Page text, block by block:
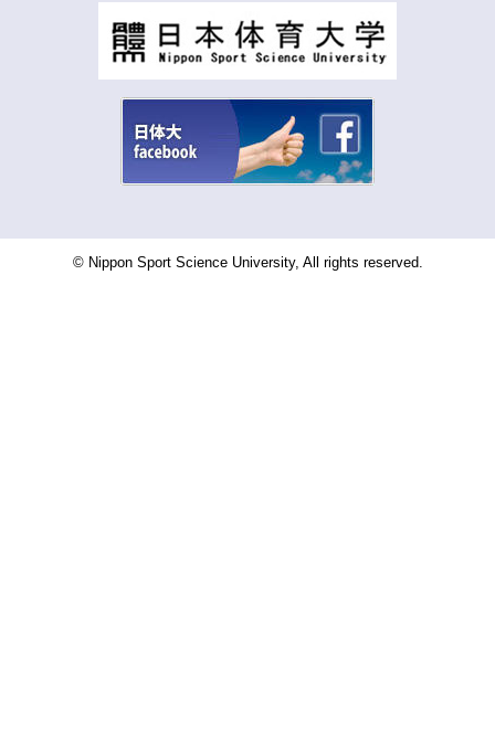
© Nippon Sport Science University, All rights reserved.